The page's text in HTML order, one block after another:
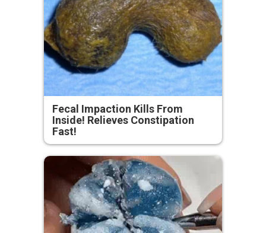
Fecal Impaction Kills From
Inside! Relieves Constipation
Fast!